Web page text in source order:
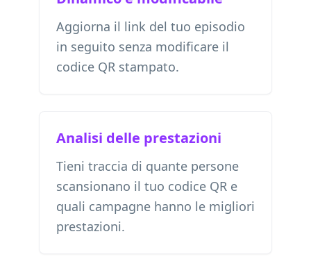
Aggiorna il link del tuo episodio
in seguito senza modificare il
codice QR stampato.
Analisi delle prestazioni
Tieni traccia di quante persone
scansionano il tuo codice QR e
quali campagne hanno le migliori
prestazioni.